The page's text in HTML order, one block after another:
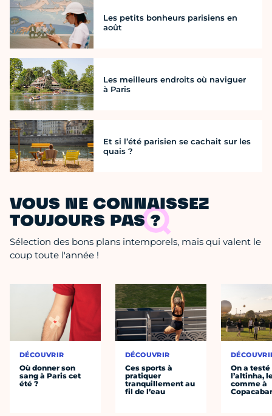
Les petits bonheurs parisiens en
août
Les meilleurs endroits où naviguer
à Paris
Et si l’été parisien se cachait sur les
quais ?
VOUS NE CONNAISSEZ
TOUJOURS PAS ?
Sélection des bons plans intemporels, mais qui valent le
coup toute l'année !
DÉCOUVRIR
Où donner son
sang à Paris cet
été ?
DÉCOUVRIR
Ces sports à
pratiquer
tranquillement au
fil de l’eau
On a testé
l’altinha,
comme à